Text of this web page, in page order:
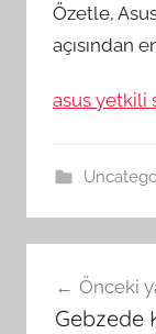
Özetle,
açısından
asus yetkili
Önceki
Gebzede